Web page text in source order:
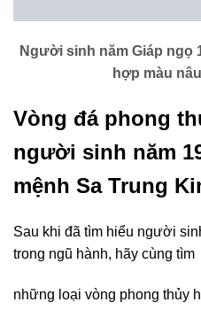
Người sinh năm Giáp ngọ
hợp màu
Vòng đá phong
người sinh năm
mệnh Sa Trung
Sau khi đã tìm hiểu người
trong ngũ hành, hãy cùng tìm
những loại vòng phong thủy